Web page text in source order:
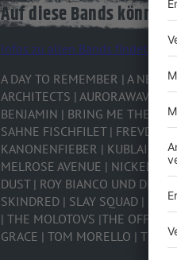
Auf diese Bands
Infos zu allen Bands findet ihr
A DAY TO REMEMBER | A NEW
ARCHITECTS | AURORAWAVE |
BENJAMIN | BRING ME THE
SAHNE FISCHFILET | FREVD |
KANONENFIEBER | KUBLAI
MELROSE AVENUE |
DUST | ROY BIANCO UND DIE
SKINDRED | SLAY SQUAD |
| THE MOLOTOVS |THE
GRACE | TOM MORELLO |